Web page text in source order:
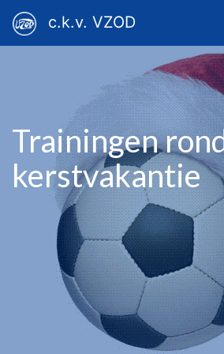
c.k.v. VZOD
Trainingen
kerstvakantie